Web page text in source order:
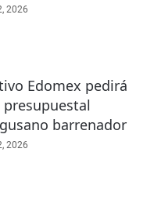
2026
Edomex pedirá
barrenador
2026